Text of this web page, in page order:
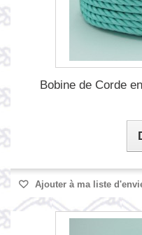
Bobine de Corde
Ajouter à ma liste